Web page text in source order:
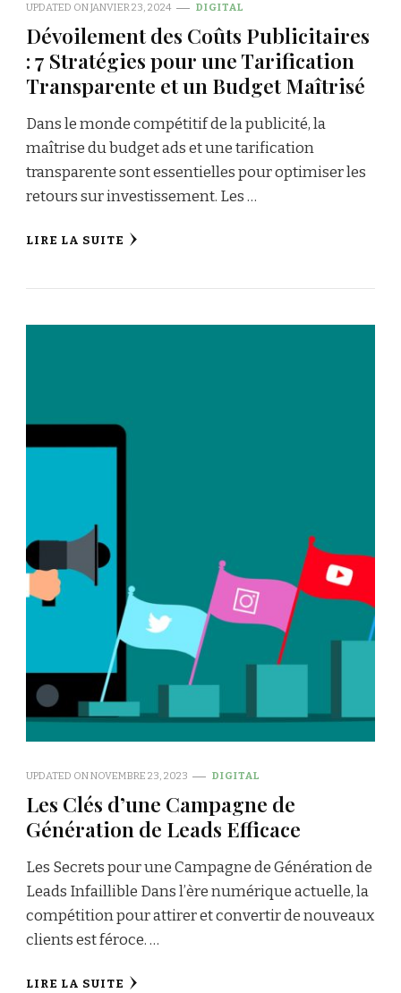
UPDATED ONJANVIER 23, 2024 DIGITAL
Dévoilement des Coûts Publicitaires
: 7 Stratégies pour une Tarification
Transparente et un Budget Maîtrisé
Dans le monde compétitif de la publicité, la
maîtrise du budget ads et une tarification
transparente sont essentielles pour optimiser les
retours sur investissement. Les …
LIRE LA SUITE
UPDATED ONNOVEMBRE 23, 2023 DIGITAL
Les Clés d’une Campagne de
Génération de Leads Efficace
Les Secrets pour une Campagne de Génération de
Leads Infaillible Dans l’ère numérique actuelle, la
compétition pour attirer et convertir de nouveaux
clients est féroce. …
LIRE LA SUITE